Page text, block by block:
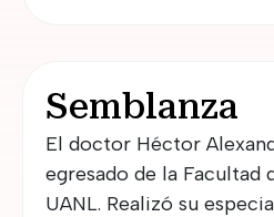
Semblanza
El doctor Héctor
egresado de la Facultad
UANL. Realizó su